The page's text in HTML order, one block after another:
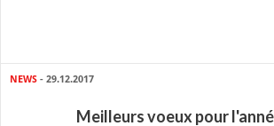
NEWS - 29.12.2017
Meilleurs voeux pour